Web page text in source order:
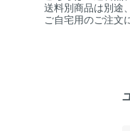
送料別商品は別途
ご自宅用のご注文